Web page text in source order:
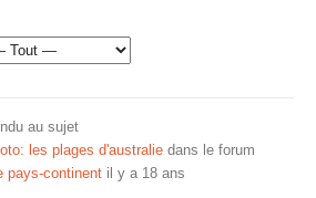
au sujet
les plages d'australie dans le forum
pays-continent il y a 18 ans